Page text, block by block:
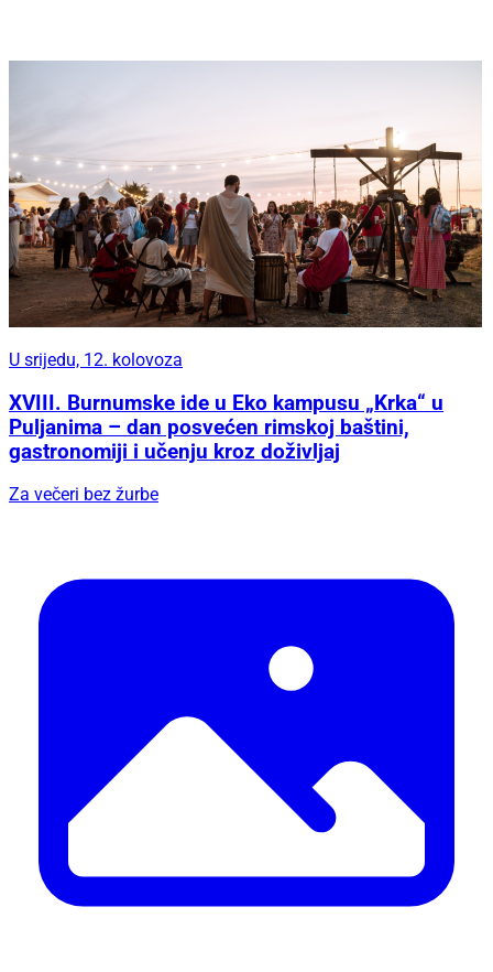
U srijedu, 12. kolovoza
XVIII. Burnumske ide u Eko kampusu „Krka“ u
Puljanima – dan posvećen rimskoj baštini,
gastronomiji i učenju kroz doživljaj
Za večeri bez žurbe